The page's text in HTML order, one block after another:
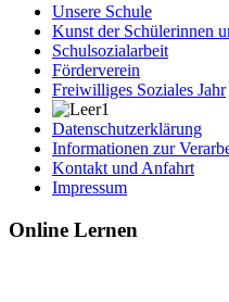
Unsere Schule
Kunst der Schülerinnen
Schulsozialarbeit
Förderverein
Freiwilliges Soziales Jahr
Datenschutzerklärung
Informationen zur
Kontakt und Anfahrt
Impressum
Online Lernen